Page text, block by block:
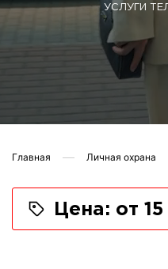
УСЛУГИ
Главная Личная охрана
Цена: от